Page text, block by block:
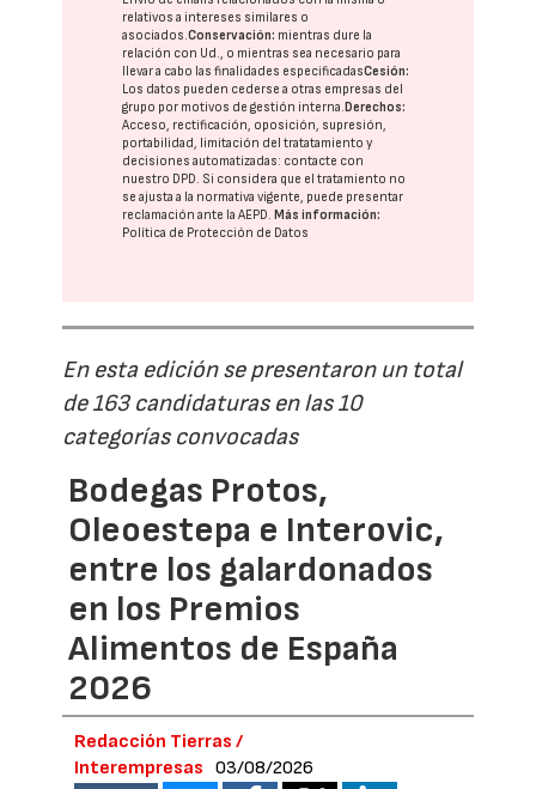
relativos a intereses similares o
asociados.Conservación: mientras dure la
relación con Ud., o mientras sea necesario para
llevar a cabo las finalidades especificadasCesión:
Los datos pueden cederse a otras empresas del
grupo por motivos de gestión interna.Derechos:
Acceso, rectificación, oposición, supresión,
portabilidad, limitación del tratatamiento y
decisiones automatizadas: contacte con
nuestro DPD. Si considera que el tratamiento no
se ajusta a la normativa vigente, puede presentar
reclamación ante laAEPD.Más información:
Política de Protección de Datos
En esta edición se presentaron un total
de 163 candidaturas en las 10
categorías convocadas
Bodegas Protos,
Oleoestepa e Interovic,
entre los galardonados
en los Premios
Alimentos de España
2026
Redacción Tierras /
Interempresas
03/08/2026